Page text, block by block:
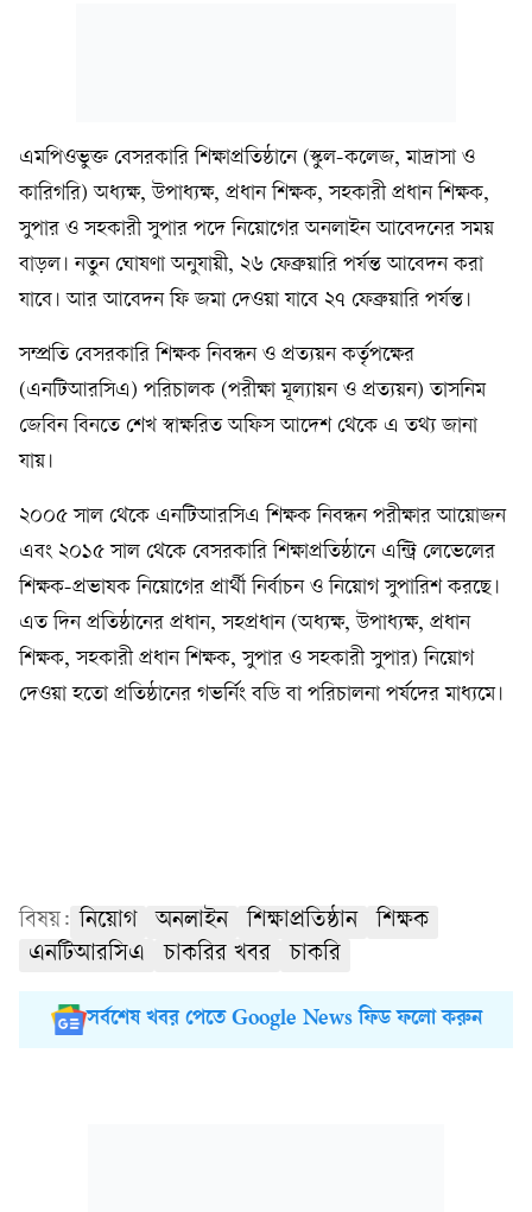
এমপিওভুক্ত বেসরকারি শিক্ষাপ্রতিষ্ঠানে (স্কুল-কলেজ, মাদ্রাসা ও
কারিগরি) অধ্যক্ষ, উপাধ্যক্ষ, প্রধান শিক্ষক, সহকারী প্রধান শিক্ষক,
সুপার ও সহকারী সুপার পদে নিয়োগের অনলাইন আবেদনের সময়
বাড়ল। নতুন ঘোষণা অনুযায়ী, ২৬ ফেব্রুয়ারি পর্যন্ত আবেদন করা
যাবে। আর আবেদন ফি জমা দেওয়া যাবে ২৭ ফেব্রুয়ারি পর্যন্ত।
সম্প্রতি বেসরকারি শিক্ষক নিবন্ধন ও প্রত্যয়ন কর্তৃপক্ষের
(এনটিআরসিএ) পরিচালক (পরীক্ষা মূল্যায়ন ও প্রত্যয়ন) তাসনিম
জেবিন বিনতে শেখ স্বাক্ষরিত অফিস আদেশ থেকে এ তথ্য জানা
যায়।
২০০৫ সাল থেকে এনটিআরসিএ শিক্ষক নিবন্ধন পরীক্ষার আয়োজন
এবং ২০১৫ সাল থেকে বেসরকারি শিক্ষাপ্রতিষ্ঠানে এন্ট্রি লেভেলের
শিক্ষক-প্রভাষক নিয়োগের প্রার্থী নির্বাচন ও নিয়োগ সুপারিশ করছে।
এত দিন প্রতিষ্ঠানের প্রধান, সহপ্রধান (অধ্যক্ষ, উপাধ্যক্ষ, প্রধান
শিক্ষক, সহকারী প্রধান শিক্ষক, সুপার ও সহকারী সুপার) নিয়োগ
দেওয়া হতো প্রতিষ্ঠানের গভর্নিং বডি বা পরিচালনা পর্ষদের মাধ্যমে।
বিষয়: নিয়োগ অনলাইন শিক্ষাপ্রতিষ্ঠান
শিক্ষক
এনটিআরসিএ
চাকরির খবর চাকরি
সর্বশেষ খবর পেতে Google News ফিড ফলো করুন